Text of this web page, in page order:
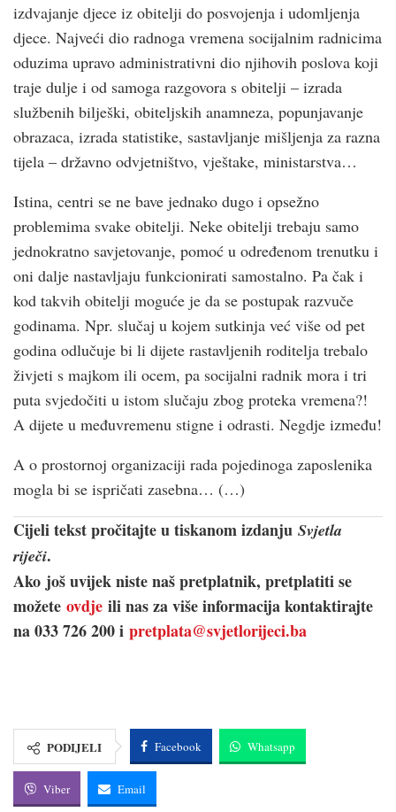
izdvajanje djece iz obitelji do posvojenja i udomljenja
djece. Najveći dio radnoga vremena socijalnim radnicima
oduzima upravo administrativni dio njihovih poslova koji
traje dulje i od samoga razgovora s obitelji – izrada
službenih bilješki, obiteljskih anamneza, popunjavanje
obrazaca, izrada statistike, sastavljanje mišljenja za razna
tijela – državno odvjetništvo, vještake, ministarstva…
Istina, centri se ne bave jednako dugo i opsežno
problemima svake obitelji. Neke obitelji trebaju samo
jednokratno savjetovanje, pomoć u određenom trenutku i
oni dalje nastavljaju funkcionirati samostalno. Pa čak i
kod takvih obitelji moguće je da se postupak razvuče
godinama. Npr. slučaj u kojem sutkinja već više od pet
godina odlučuje bi li dijete rastavljenih roditelja trebalo
živjeti s majkom ili ocem, pa socijalni radnik mora i tri
puta svjedočiti u istom slučaju zbog proteka vremena?!
A dijete u međuvremenu stigne i odrasti. Negdje između!
A o prostornoj organizaciji rada pojedinoga zaposlenika
mogla bi se ispričati zasebna… (…)
Cijeli tekst pročitajte u tiskanom izdanju Svjetla
riječi.
Ako još uvijek niste naš pretplatnik, pretplatiti se
možete ovdje ili nas za više informacija kontaktirajte
na 033 726 200 i pretplata@svjetlorijeci.ba
PODIJELI Facebook Whatsapp
Viber Email